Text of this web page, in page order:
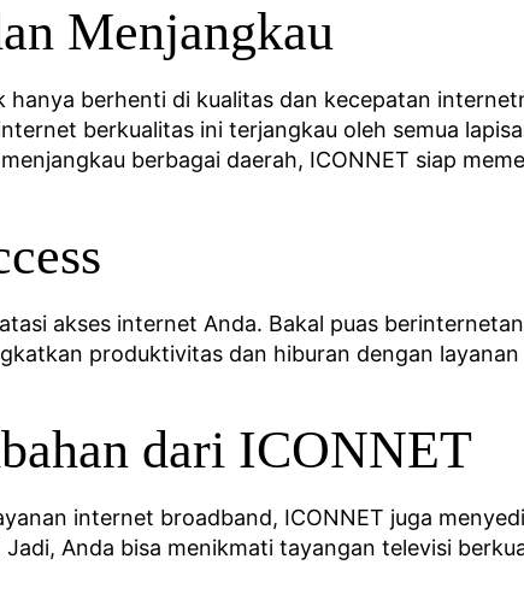
Menjangkau
hanya berhenti di kualitas dan kecepatan
berkualitas ini terjangkau oleh semua
berbagai daerah, ICONNET siap
akses internet Anda. Bakal puas
produktivitas dan hiburan dengan
dari ICONNET
internet broadband, ICONNET juga
Anda bisa menikmati tayangan televisi